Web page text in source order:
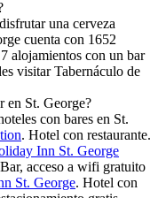
una cerveza
cuenta con 1652
alojamientos con un bar
visitar Tabernáculo de
en St. George?
con bares en St.
. Hotel con restaurante.
Inn St. George
acceso a wifi gratuito
St. George. Hotel con